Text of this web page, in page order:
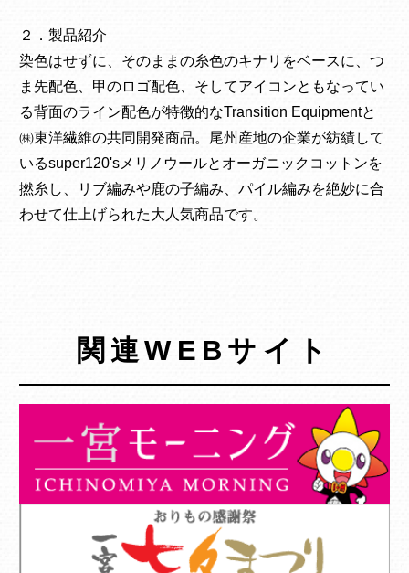
２．製品紹介
染色はせずに、そのままの糸色のキナリをベースに、つ
ま先配色、甲のロゴ配色、そしてアイコンともなってい
る背面のライン配色が特徴的なTransition Equipmentと
㈱東洋繊維の共同開発商品。尾州産地の企業が紡績して
いるsuper120'sメリノウールとオーガニックコットンを
撚糸し、リブ編みや鹿の子編み、パイル編みを絶妙に合
わせて仕上げられた大人気商品です。
関連WEBサイト